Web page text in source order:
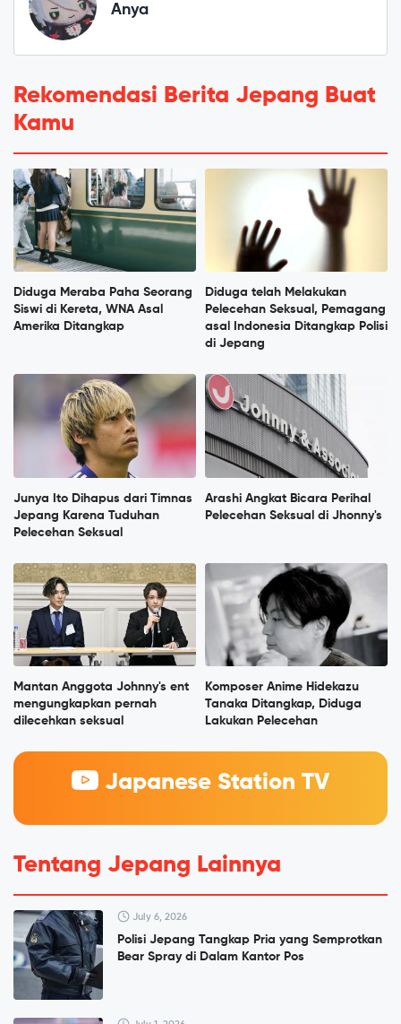
Anya
Rekomendasi Berita Jepang Buat
Kamu
Diduga Meraba Paha Seorang
Siswi di Kereta, WNA Asal
Amerika Ditangkap
Diduga telah Melakukan
Pelecehan Seksual, Pemagang
asal Indonesia Ditangkap Polisi
di Jepang
Junya Ito Dihapus dari Timnas
Jepang Karena Tuduhan
Pelecehan Seksual
Arashi Angkat Bicara Perihal
Pelecehan Seksual di Jhonny's
Mantan Anggota Johnny's ent
mengungkapkan pernah
dilecehkan seksual
Komposer Anime Hidekazu
Tanaka Ditangkap, Diduga
Lakukan Pelecehan
Japanese Station TV
Tentang Jepang Lainnya
July 6, 2026
Polisi Jepang Tangkap Pria yang Semprotkan
Bear Spray di Dalam Kantor Pos